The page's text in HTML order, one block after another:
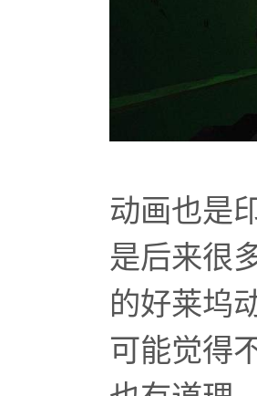
动画也是
是后来很
的好莱坞
可能觉得